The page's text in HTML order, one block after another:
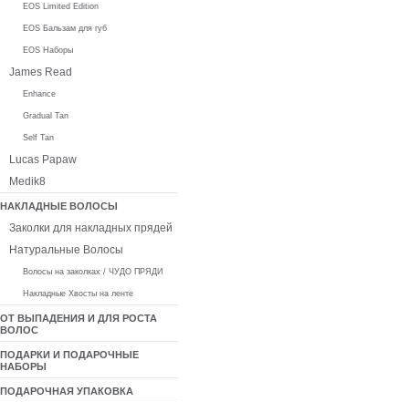
EOS Limited Edition
EOS Бальзам для губ
EOS Наборы
James Read
Enhance
Gradual Tan
Self Tan
Lucas Papaw
Medik8
НАКЛАДНЫЕ ВОЛОСЫ
Заколки для накладных прядей
Натуральные Волосы
Волосы на заколках / ЧУДО ПРЯДИ
Накладные Хвосты на ленте
ОТ ВЫПАДЕНИЯ И ДЛЯ РОСТА
ВОЛОС
ПОДАРКИ И ПОДАРОЧНЫЕ
НАБОРЫ
ПОДАРОЧНАЯ УПАКОВКА